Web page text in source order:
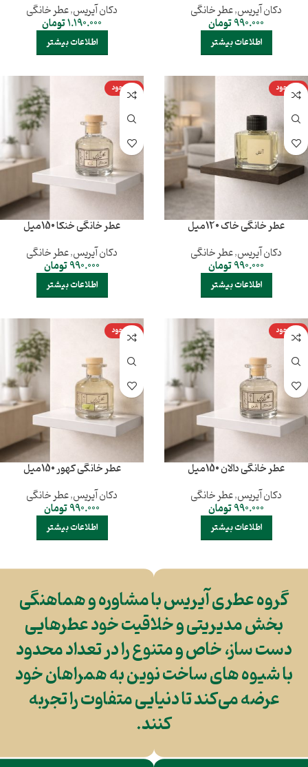
دکان آیریس,عطر خانگی
990.000تومان
اطلاعات بیشتر
دکان آیریس,عطر خانگی
1.190.000تومان
اطلاعات بیشتر
ناموجود
عطر خانگی خاک 120میل
دکان آیریس,عطر خانگی
990.000تومان
اطلاعات بیشتر
ناموجود
عطر خانگی خنکا 150میل
دکان آیریس,عطر خانگی
990.000تومان
اطلاعات بیشتر
ناموجود
عطر خانگی دالان 150میل
دکان آیریس,عطر خانگی
990.000تومان
اطلاعات بیشتر
ناموجود
عطر خانگی کهور 150میل
دکان آیریس,عطر خانگی
990.000تومان
اطلاعات بیشتر
گروه عطری آیریس با مشاوره و هماهنگی
بخش مدیریتی و خلاقیت خود عطرهایی
دست ساز، خاص و متنوع را در تعداد محدود
با شیوه های ساخت نوین به همراهان خود
عرضه می‌کند تا دنیایی متفاوت را تجربه
کنند.